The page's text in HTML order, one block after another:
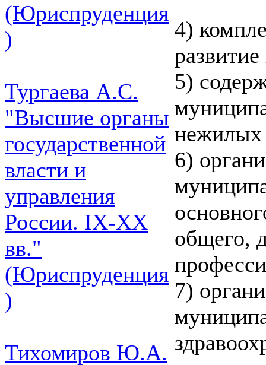
(Юриспруденция
)
Тургаева А.С.
"Высшие органы
государственной
власти и
управления
России. IХ-ХХ
вв."
(Юриспруденция
)
Тихомиров Ю.А.
4)
5)
6)
общего,
7)